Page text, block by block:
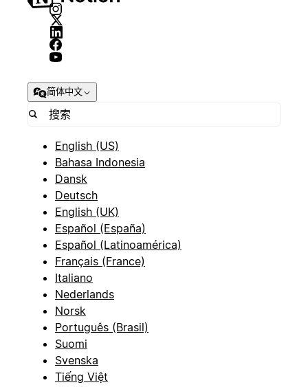
简体中文
English (US)
Bahasa Indonesia
Dansk
Deutsch
English (UK)
Español (España)
Español (Latinoamérica)
Français (France)
Italiano
Nederlands
Norsk
Português (Brasil)
Suomi
Svenska
Tiếng Việt